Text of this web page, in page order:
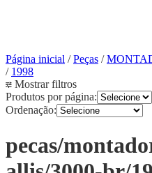
Página inicial /Peças /
/ 1998
Mostrar filtros
Produtos por página:
Ordenação:
pecas/